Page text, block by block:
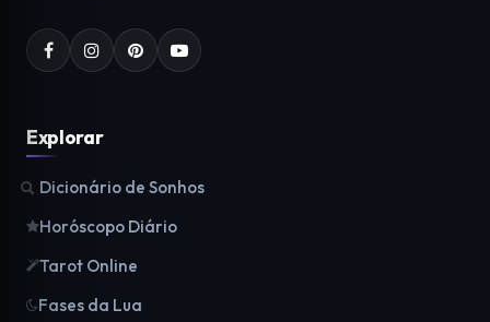
Explorar
Dicionário de Sonhos
Horóscopo Diário
Tarot Online
Fases da Lua